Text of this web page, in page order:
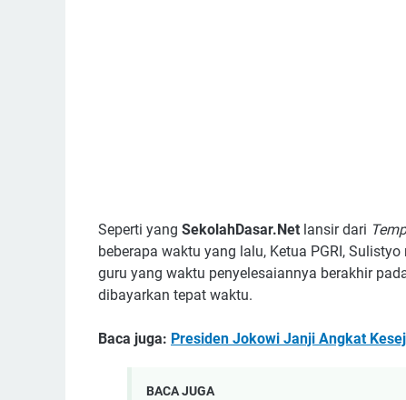
Seperti yang SekolahDasar.Net lansir dari
beberapa waktu yang lalu, Ketua PGRI,
guru yang waktu penyelesaiannya berakhir
dibayarkan tepat waktu.
Baca juga: Presiden Jokowi Janji Angkat
BACA JUGA